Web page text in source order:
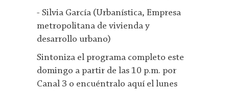
- Silvia García (Urbanística, Empresa
metropolitana de vivienda y
desarrollo urbano)
Sintoniza el programa completo este
domingo a partir de las 10 p.m. por
Canal 3 o encuéntralo aquí el lunes